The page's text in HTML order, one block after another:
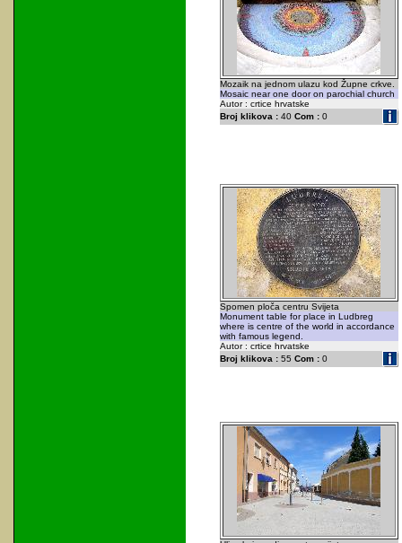
Mozaik na jednom ulazu kod Župne crkve.
Mosaic near one door on parochial church
Autor : crtice hrvatske
Broj klikova :40 Com :0
Spomen ploča centru Svijeta
Monument table for place in Ludbreg
where is centre of the world in accordance
with famous legend.
Autor : crtice hrvatske
Broj klikova :55 Com :0